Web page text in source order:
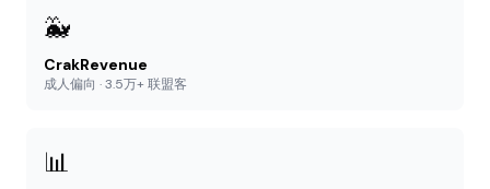
🐳
CrakRevenue
成人偏向 · 3.5万+ 联盟客
📊